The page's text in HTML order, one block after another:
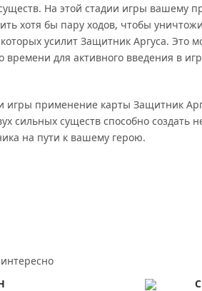
На этой стадии игры вашему
хотя бы пару ходов, чтобы
усилит Защитник Аргуса. Это
времени для активного введения в
игры применение карты Защитник
сильных существ способно создать
на пути к вашему герою.